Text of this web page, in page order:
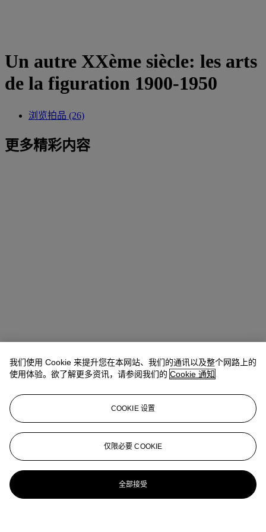
Un autre XXème siècle: les arts
de la figuration 1900-1950
浏览拍品 (26)
更多精彩内容
我们使用 Cookie 来提升您在本网站、我们的通讯以及整个网路上的
使用体验。欲了解更多资讯，请参阅我们的 Cookie 通知
COOKIE 设置
仅限必要 COOKIE
全部接受